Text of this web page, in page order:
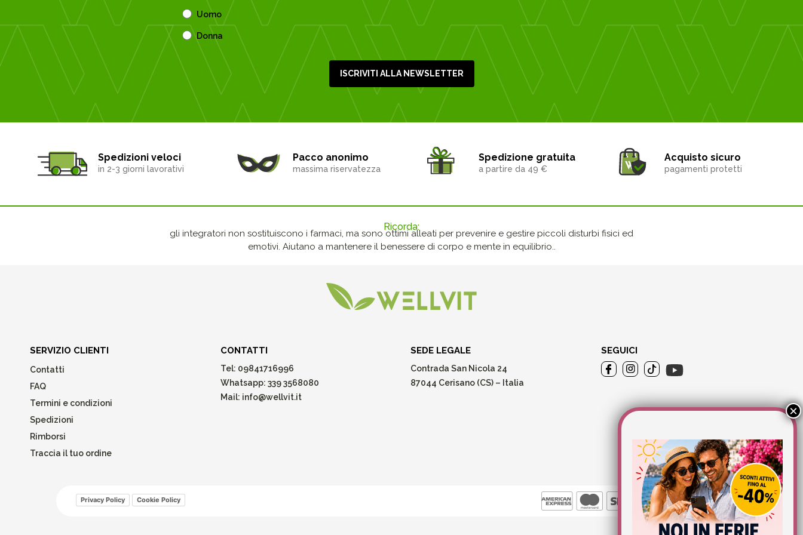
Uomo
Donna
ISCRIVITI ALLA NEWSLETTER
Spedizioni veloci
in 2-3 giorni lavorativi
Pacco anonimo
massima riservatezza
Spedizione gratuita
a partire da 49 €
Acquisto sicuro
pagamenti protetti
Ricorda:
gli integratori non sostituiscono i farmaci, ma sono ottimi alleati per prevenire e gestire piccoli disturbi fisici ed
emotivi. Aiutano a mantenere il benessere di corpo e mente in equilibrio..
SERVIZIO CLIENTI
Contatti
FAQ
Termini e condizioni
Spedizioni
Rimborsi
Traccia il tuo ordine
CONTATTI
Tel: 09841716996
Whatsapp: 339 3568080
Mail: info@wellvit.it
SEDE LEGALE
Contrada San Nicola 24
87044 Cerisano (CS) – Italia
SEGUICI
Privacy Policy Cookie Policy